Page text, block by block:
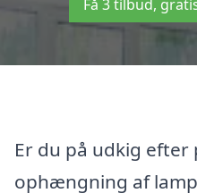
Få 3 tilbud,
Er du på udkig
ophængning af